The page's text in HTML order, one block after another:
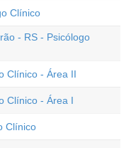
Clínico
- RS - Psicólogo
Clínico - Área II
Clínico - Área I
Clínico